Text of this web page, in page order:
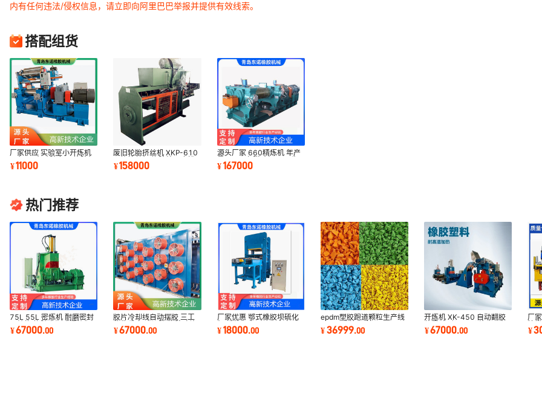
内有任何违法/侵权信息，请立即向阿里巴巴举报并提供有效线索。
搭配组货
厂家供应 实验室小开炼机
9寸 10寸 硅胶专用 炼胶机
¥11000
废旧轮胎挤丝机 XKP-610
双钩拉丝机 橡胶处理磨粉
机
¥158000
源头厂家 660精炼机 年产
量1000吨 脱硫机器 再生
胶设备
¥167000
热门推荐
75L 55L 密炼机 耐磨密封
环结构 橡胶密闭式混炼机
¥67000.00
胶片冷却线自动摆胶 三工
位称重 气动切胶 橡胶晾片
机
¥67000.00
厂家优惠 鄂式橡胶坝硫化
机 系统压力200T 全自动
平板硫化机
¥18000.00
epdm塑胶跑道颗粒生产线
EPDM造粒 丁基 三元乙丙
橡胶挤出机
¥36999.00
开炼机 XK-450 自动翻胶
装置 电动调距 价格 22寸
炼胶机
¥67000.00
厂
拉
液
¥